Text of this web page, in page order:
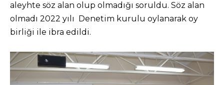
aleyhte söz alan olup olmadığı soruldu. Söz alan
olmadı 2022 yılı Denetim kurulu oylanarak oy
birliği ile ibra edildi.